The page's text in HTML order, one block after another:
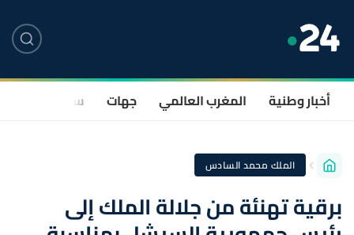
أخبار وطنية المغرب العالمي جهات سياسة
الملك محمد السادس
برقية تهنئة من جلالة الملك إلى